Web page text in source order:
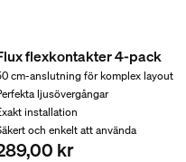
flexkontakter 4-pack
cm-anslutning för komplex layout
ljusövergångar
installation
och enkelt att använda
kr